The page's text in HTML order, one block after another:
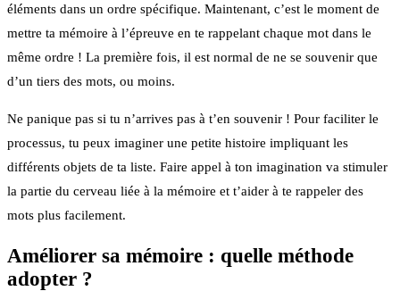
éléments dans un ordre spécifique. Maintenant, c’est le moment de
mettre ta mémoire à l’épreuve en te rappelant chaque mot dans le
même ordre ! La première fois, il est normal de ne se souvenir que
d’un tiers des mots, ou moins.
Ne panique pas si tu n’arrives pas à t’en souvenir ! Pour faciliter le
processus, tu peux imaginer une petite histoire impliquant les
différents objets de ta liste. Faire appel à ton imagination va stimuler
la partie du cerveau liée à la mémoire et t’aider à te rappeler des
mots plus facilement.
Améliorer sa mémoire : quelle méthode
adopter ?